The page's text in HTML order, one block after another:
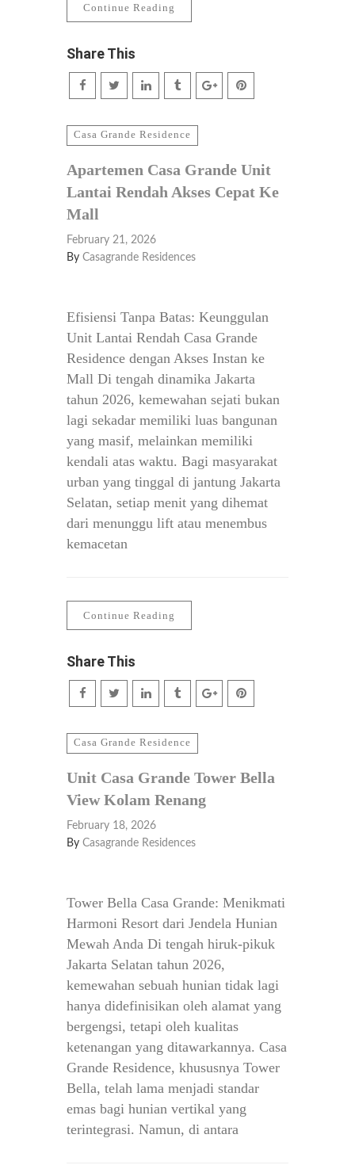
Continue Reading
Share This
Casa Grande Residence
Apartemen Casa Grande Unit
Lantai Rendah Akses Cepat Ke
Mall
February 21, 2026
By Casagrande Residences
Efisiensi Tanpa Batas: Keunggulan
Unit Lantai Rendah Casa Grande
Residence dengan Akses Instan ke
Mall Di tengah dinamika Jakarta
tahun 2026, kemewahan sejati bukan
lagi sekadar memiliki luas bangunan
yang masif, melainkan memiliki
kendali atas waktu. Bagi masyarakat
urban yang tinggal di jantung Jakarta
Selatan, setiap menit yang dihemat
dari menunggu lift atau menembus
kemacetan
Continue Reading
Share This
Casa Grande Residence
Unit Casa Grande Tower Bella
View Kolam Renang
February 18, 2026
By Casagrande Residences
Tower Bella Casa Grande: Menikmati
Harmoni Resort dari Jendela Hunian
Mewah Anda Di tengah hiruk-pikuk
Jakarta Selatan tahun 2026,
kemewahan sebuah hunian tidak lagi
hanya didefinisikan oleh alamat yang
bergengsi, tetapi oleh kualitas
ketenangan yang ditawarkannya. Casa
Grande Residence, khususnya Tower
Bella, telah lama menjadi standar
emas bagi hunian vertikal yang
terintegrasi. Namun, di antara